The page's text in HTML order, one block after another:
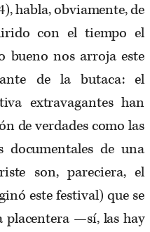
habla, obviamente, de
con el tiempo el
bueno nos arroja este
de la butaca: el
extravagantes han
de verdades como las
documentales de una
son, pareciera, el
este festival) que se
—sí, las hay